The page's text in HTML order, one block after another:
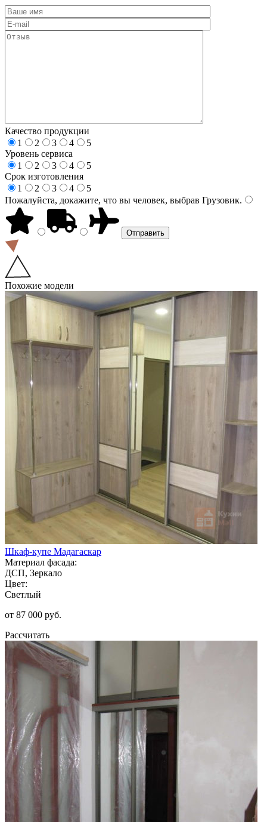
Качество продукции
1
2 3 4
5
Уровень сервиса
1
2 3 4
5
Срок изготовления
1
2 3 4
5
Пожалуйста, докажите, что вы человек, выбрав Грузовик.
Похожие модели
Шкаф-купе Мадагаскар
Материал фасада:
ДСП, Зеркало
Цвет:
Светлый
от 87 000 руб.
Рассчитать